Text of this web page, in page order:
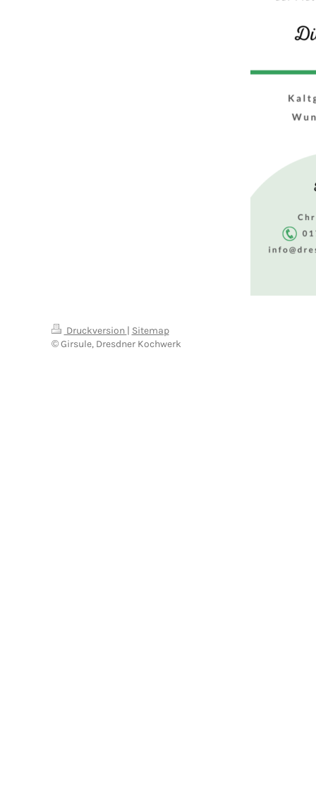
Druckversion | Sitemap
© Girsule, Dresdner Kochwerk